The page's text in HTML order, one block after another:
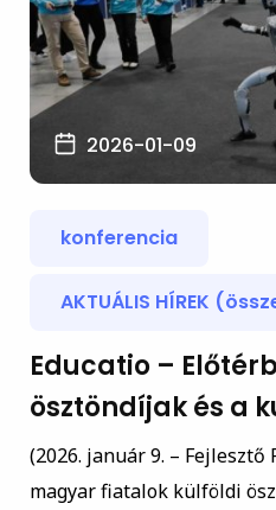
2026-01-09
konferencia
AKTUÁLIS HÍREK
Educatio –
ösztöndíjak és a
(2026. január 9. – Fejlesztő
magyar fiatalok külföldi